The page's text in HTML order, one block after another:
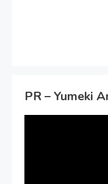
PR – Yumeki